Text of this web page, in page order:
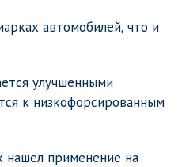
автомобилей, что и
улучшенными
к низкофорсированным
нашел применение на